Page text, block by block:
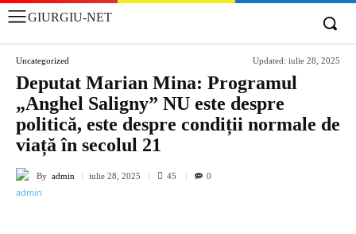
GIURGIU-NET
Uncategorized Updated: iulie 28, 2025
Deputat Marian Mina: Programul
„Anghel Saligny” NU este despre
politică, este despre condiții normale de
viață în secolul 21
By admin iulie 28, 2025 45 0